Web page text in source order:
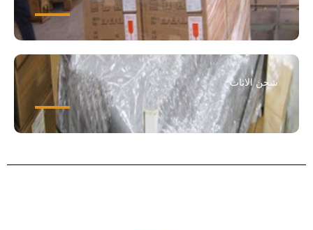
شحن الاثاث